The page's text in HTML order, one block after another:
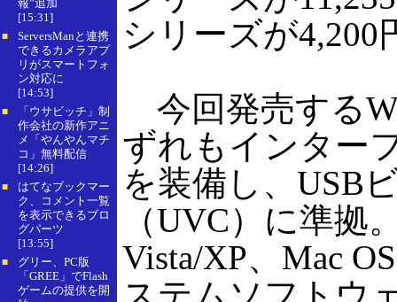
報”追加
[15:31]
■
ServersManと連携
できるカメラアプ
リがスマートフォ
ン対応に
[14:53]
■
「ウサビッチ」制
作会社の新作アニ
メ「やんやんマチ
コ」無料配信
[14:26]
■
はてなブックマー
ク、コメント一覧
を表示できるブロ
グパーツ
[13:55]
■
グリー、PC版
「GREE」でFlash
ゲームの提供を開
シリーズが4,200
今回発売する
ずれもインター
を装備し、USB
（UVC）に準拠
Vista/XP、Mac